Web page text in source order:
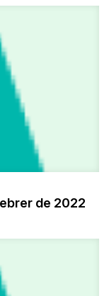
de 2022